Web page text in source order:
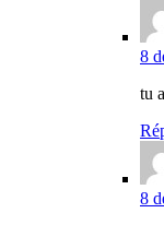
8
tu
8